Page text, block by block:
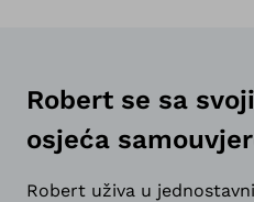
Robert se sa
osjeća
Robert uživa u